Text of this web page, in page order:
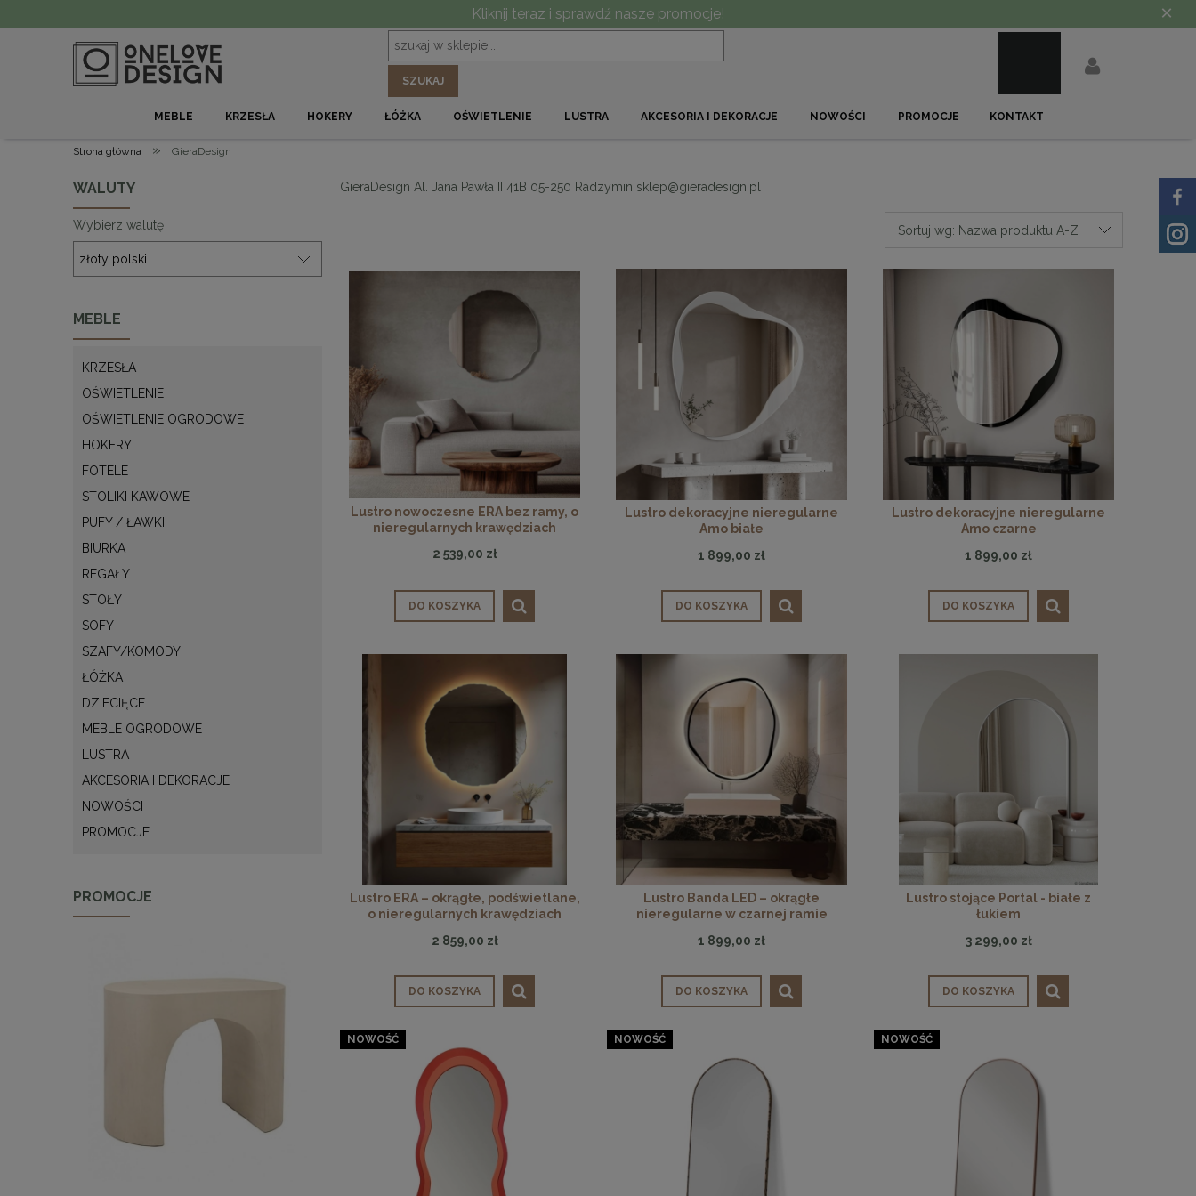
Kliknij teraz i sprawdź nasze promocje! ×
SZUKAJ
MEBLE KRZESŁA HOKERY ŁÓŻKA OŚWIETLENIE LUSTRA AKCESORIA I DEKORACJE NOWOŚCI PROMOCJE KONTAKT
Strona główna » GieraDesign
WALUTY
Wybierz walutę
MEBLE
KRZESŁA
OŚWIETLENIE
OŚWIETLENIE OGRODOWE
HOKERY
FOTELE
STOLIKI KAWOWE
PUFY / ŁAWKI
BIURKA
REGAŁY
STOŁY
SOFY
SZAFY/KOMODY
ŁÓŻKA
DZIECIĘCE
MEBLE OGRODOWE
LUSTRA
AKCESORIA I DEKORACJE
NOWOŚCI
PROMOCJE
PROMOCJE
GieraDesign Al. Jana Pawła II 41B 05-250 Radzymin sklep@gieradesign.pl
Sortuj wg: Nazwa produktu A-Z
Lustro nowoczesne ERA bez ramy, o
nieregularnych krawędziach
2 539,00 zł
DO KOSZYKA
Lustro dekoracyjne nieregularne
Amo białe
1 899,00 zł
DO KOSZYKA
Lustro dekoracyjne nieregularne
Amo czarne
1 899,00 zł
DO KOSZYKA
Lustro ERA – okrągłe, podświetlane,
o nieregularnych krawędziach
2 859,00 zł
DO KOSZYKA
Lustro Banda LED – okrągłe
nieregularne w czarnej ramie
1 899,00 zł
DO KOSZYKA
Lustro stojące Portal - białe z
łukiem
3 299,00 zł
DO KOSZYKA
NOWOŚĆ NOWOŚĆ NOWOŚĆ